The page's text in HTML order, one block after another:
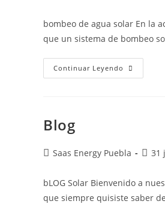
bombeo de agua solar En la
que un sistema de bombeo
Continuar Leyendo
Blog
Saas Energy Puebla 31
bLOG Solar Bienvenido a
que siempre quisiste saber